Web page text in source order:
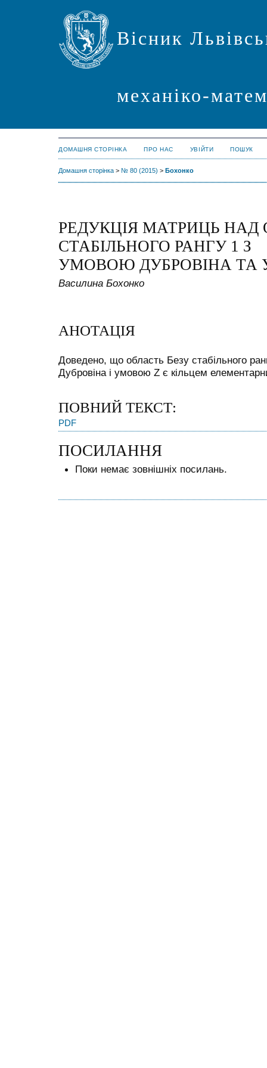
Вісник
механіко-
ДОМАШНЯ СТОРІНКА ПРО НАС УВІЙТИ ПОШУК
Домашня сторінка > № 80 (2015) > Бохонко
РЕДУКЦІЯ МАТРИЦЬ НАД
СТАБІЛЬНОГО РАНГУ 1 З
УМОВOЮ ДУБРОВІНА
Василина Бохонко
АНОТАЦІЯ
Доведено, що область Безу стабільного
Дубровіна і умовою Z є кільцем
ПОВНИЙ ТЕКСТ:
PDF
ПОСИЛАННЯ
Поки немає зовнішніх посилань.